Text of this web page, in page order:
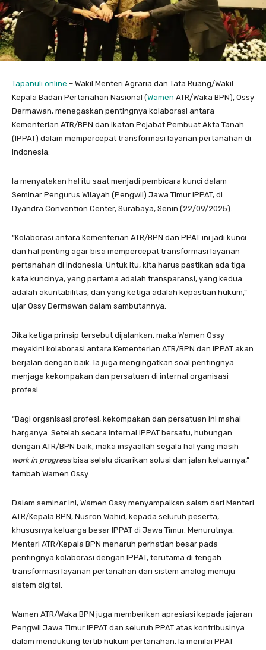
Tapanuli.online – Wakil Menteri Agraria dan Tata Ruang/Wakil
Kepala Badan Pertanahan Nasional (Wamen ATR/Waka BPN), Ossy
Dermawan, menegaskan pentingnya kolaborasi antara
Kementerian ATR/BPN dan Ikatan Pejabat Pembuat Akta Tanah
(IPPAT) dalam mempercepat transformasi layanan pertanahan di
Indonesia.
Ia menyatakan hal itu saat menjadi pembicara kunci dalam
Seminar Pengurus Wilayah (Pengwil) Jawa Timur IPPAT, di
Dyandra Convention Center, Surabaya, Senin (22/09/2025).
“Kolaborasi antara Kementerian ATR/BPN dan PPAT ini jadi kunci
dan hal penting agar bisa mempercepat transformasi layanan
pertanahan di Indonesia. Untuk itu, kita harus pastikan ada tiga
kata kuncinya, yang pertama adalah transparansi, yang kedua
adalah akuntabilitas, dan yang ketiga adalah kepastian hukum,”
ujar Ossy Dermawan dalam sambutannya.
Jika ketiga prinsip tersebut dijalankan, maka Wamen Ossy
meyakini kolaborasi antara Kementerian ATR/BPN dan IPPAT akan
berjalan dengan baik. Ia juga mengingatkan soal pentingnya
menjaga kekompakan dan persatuan di internal organisasi
profesi.
“Bagi organisasi profesi, kekompakan dan persatuan ini mahal
harganya. Setelah secara internal IPPAT bersatu, hubungan
dengan ATR/BPN baik, maka insyaallah segala hal yang masih
work in progress bisa selalu dicarikan solusi dan jalan keluarnya,”
tambah Wamen Ossy.
Dalam seminar ini, Wamen Ossy menyampaikan salam dari Menteri
ATR/Kepala BPN, Nusron Wahid, kepada seluruh peserta,
khususnya keluarga besar IPPAT di Jawa Timur. Menurutnya,
Menteri ATR/Kepala BPN menaruh perhatian besar pada
pentingnya kolaborasi dengan IPPAT, terutama di tengah
transformasi layanan pertanahan dari sistem analog menuju
sistem digital.
Wamen ATR/Waka BPN juga memberikan apresiasi kepada jajaran
Pengwil Jawa Timur IPPAT dan seluruh PPAT atas kontribusinya
dalam mendukung tertib hukum pertanahan. Ia menilai PPAT